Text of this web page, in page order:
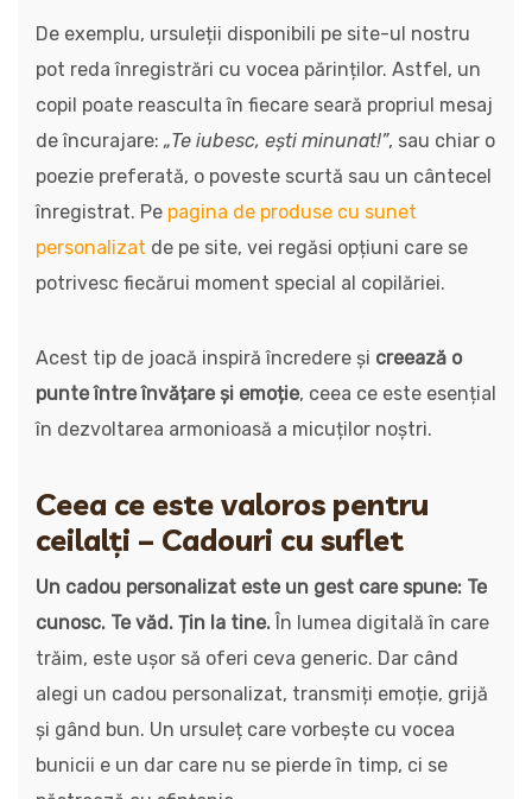
De exemplu, ursuleții disponibili pe site-ul nostru
pot reda înregistrări cu vocea părinților. Astfel, un
copil poate reasculta în fiecare seară propriul mesaj
de încurajare: „Te iubesc, ești minunat!”, sau chiar o
poezie preferată, o poveste scurtă sau un cântecel
înregistrat. Pe pagina de produse cu sunet
personalizat de pe site, vei regăsi opțiuni care se
potrivesc fiecărui moment special al copilăriei.
Acest tip de joacă inspiră încredere și creează o
punte între învățare și emoție, ceea ce este esențial
în dezvoltarea armonioasă a micuților noștri.
Ceea ce este valoros pentru
ceilalți – Cadouri cu suflet
Un cadou personalizat este un gest care spune: Te
cunosc. Te văd. Țin la tine.În lumea digitală în care
trăim, este ușor să oferi ceva generic. Dar când
alegi un cadou personalizat, transmiți emoție, grijă
și gând bun. Un ursuleț care vorbește cu vocea
bunicii e un dar care nu se pierde în timp, ci se